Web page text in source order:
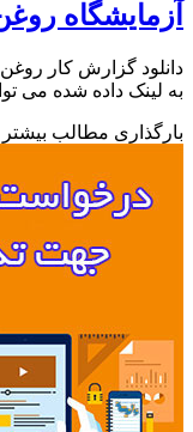
ﺭﻭﻏﻦ
گزارش کار روغن در
داده شده می
مطالب بیشتر